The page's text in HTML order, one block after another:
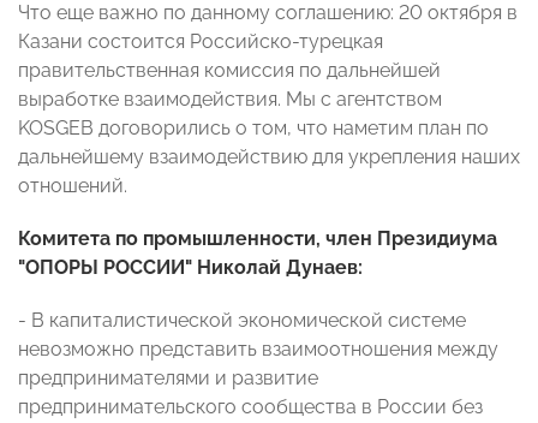
Что еще важно по данному соглашению: 20 октября в
Казани состоится Российско-турецкая
правительственная комиссия по дальнейшей
выработке взаимодействия. Мы с агентством
KOSGEB договорились о том, что наметим план по
дальнейшему взаимодействию для укрепления наших
отношений.
Комитета по промышленности, член Президиума
"ОПОРЫ РОССИИ" Николай Дунаев:
- В капиталистической экономической системе
невозможно представить взаимоотношения между
предпринимателями и развитие
предпринимательского сообщества в России без